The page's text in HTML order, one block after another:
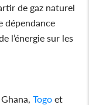
de gaz naturel
dépendance
l’énergie sur les
Ghana,Togo et